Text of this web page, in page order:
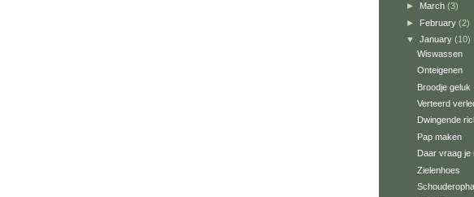
► March (3)
► February (2)
▼ January (10)
Wiswassen
Onteigenen
Broodje geluk
Verteerd
Dwingende
Pap maken
Daar vraag je
Zielenhoes